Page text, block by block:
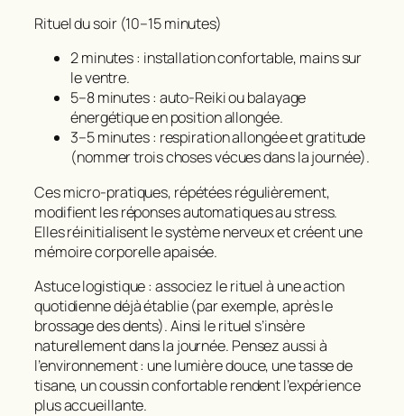
Rituel du soir (10–15 minutes)
2 minutes : installation confortable, mains sur
le ventre.
5–8 minutes : auto-Reiki ou balayage
énergétique en position allongée.
3–5 minutes : respiration allongée et gratitude
(nommer trois choses vécues dans la journée).
Ces micro-pratiques, répétées régulièrement,
modifient les réponses automatiques au stress.
Elles réinitialisent le système nerveux et créent une
mémoire corporelle apaisée.
Astuce logistique : associez le rituel à une action
quotidienne déjà établie (par exemple, après le
brossage des dents). Ainsi le rituel s’insère
naturellement dans la journée. Pensez aussi à
l’environnement : une lumière douce, une tasse de
tisane, un coussin confortable rendent l’expérience
plus accueillante.